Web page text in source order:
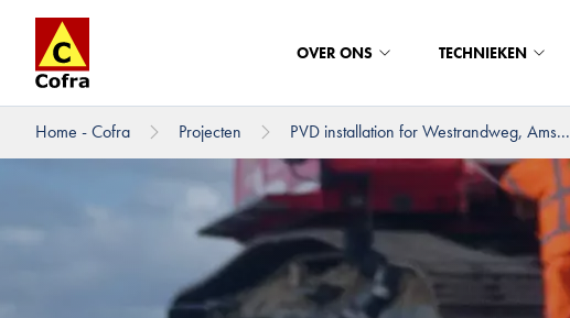
OVER ONS TECHNIEKEN
Home - Cofra Projecten PVD installation for Westrandweg, Ams...